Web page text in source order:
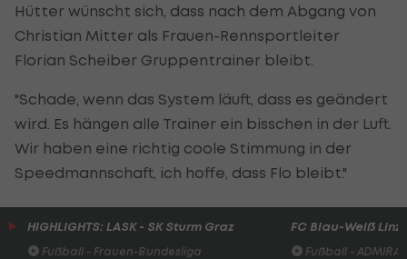
Hütter wünscht sich, dass nach dem Abgang von
Christian Mitter als Frauen-Rennsportleiter
Florian Scheiber Gruppentrainer bleibt.
"Schade, wenn das System läuft, dass es geändert
wird. Es hängen alle Trainer ein bisschen in der Luft.
Wir haben eine richtig coole Stimmung in der
Speedmannschaft, ich hoffe, dass Flo bleibt."
HIGHLIGHTS: LASK - SK Sturm Graz
Fußball - Frauen-Bundesliga
FC Blau-Weiß Linz
Fußball -